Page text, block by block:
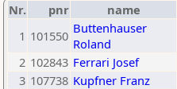
Nr. pnr name
1 101550 Buttenhauser
Roland
2 102843 Ferrari Josef
3 107738 Kupfner Franz